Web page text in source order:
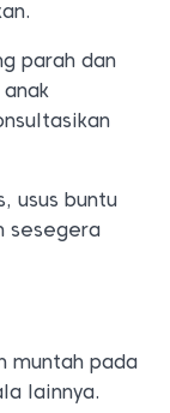
parah dan
usus buntu
sesegera
muntah pada
lainnya.